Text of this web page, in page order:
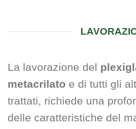
La lavorazione del
metacrilato e di tutti gli
trattati, richiede una
delle caratteristiche del